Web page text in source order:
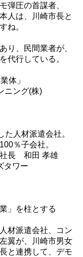
弾圧の首謀者、
人は、川崎市長と
ね。
り、民間業者が、
代行している。
体」
ニング(株)
人材派遣会社。
％子会社。
長 和田 孝雄
タワー
」を柱とする
材派遣会社、コン
翼が、川崎市男女
と連携して、デモ